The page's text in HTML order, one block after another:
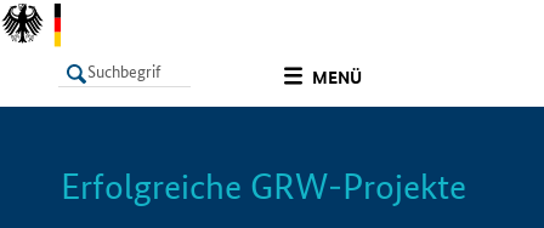
MENÜ
LISTE Info
Erfolgreiche GRW-Projekte